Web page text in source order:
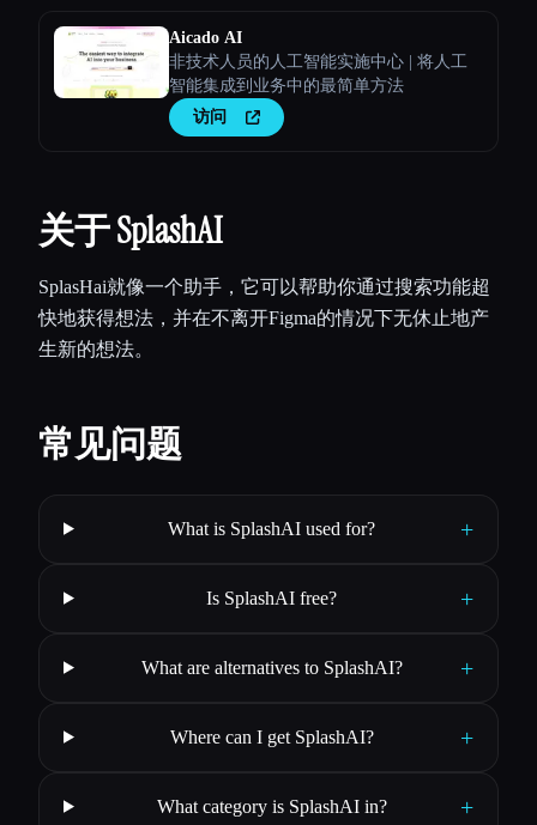
Aicado AI
非技术人员的人工智能实施中心 | 将人工
智能集成到业务中的最简单方法
访问
关于 SplashAI
SplasHai就像一个助手，它可以帮助你通过搜索功能超
快地获得想法，并在不离开Figma的情况下无休止地产
生新的想法。
常见问题
What is SplashAI used for? +
Is SplashAI free? +
What are alternatives to SplashAI? +
Where can I get SplashAI? +
What category is SplashAI in? +